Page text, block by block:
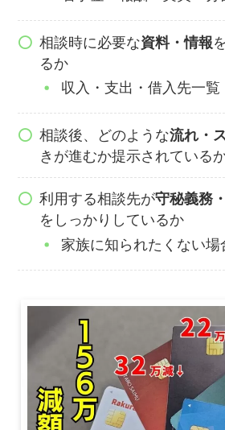
相談時に必要な資料・情報
るか
収入・支出・借入先一
相談後、どのような流れ・
きが進むか提示されている
利用する相談先が守秘義務
をしっかりしているか
家族に知られたくない場